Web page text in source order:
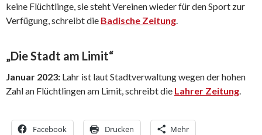
keine Flüchtlinge, sie steht Vereinen wieder für den Sport zur
Verfügung, schreibt die Badische Zeitung.
„Die Stadt am Limit“
Januar 2023: Lahr ist laut Stadtverwaltung wegen der hohen
Zahl an Flüchtlingen am Limit, schreibt die Lahrer Zeitung.
Facebook Drucken Mehr